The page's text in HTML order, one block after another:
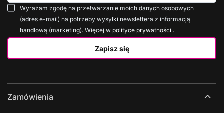
Zapisz się
Wyrażam zgodę na przetwarzanie moich danych osobowych
(adres e-mail) na potrzeby wysyłki newslettera z informacją
handlową (marketing). Więcej w polityce prywatności .
Zamówienia